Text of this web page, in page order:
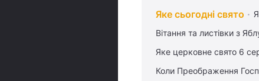
Яке сьогодні свято
Вітання та листівки з
Яке церковне свято 6
Коли Преображення